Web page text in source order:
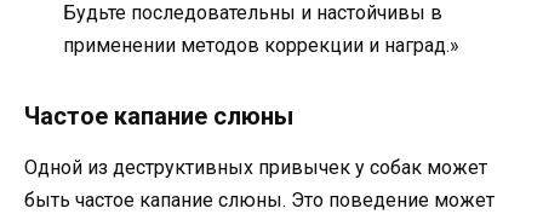
Будьте последовательны и настойчивы в
применении методов коррекции и наград.»
Частое капание слюны
Одной из деструктивных привычек у собак может
быть частое капание слюны. Это поведение может